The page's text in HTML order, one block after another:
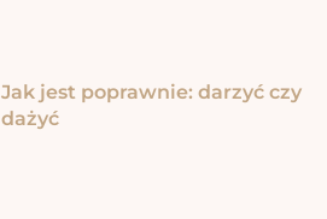
Jak jest poprawnie: darzyć czy
dażyć